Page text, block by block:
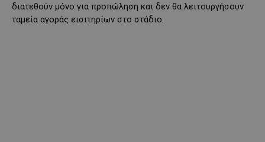
διατεθούν μόνο για προπώληση και δεν θα λειτουργήσουν
ταμεία αγοράς εισιτηρίων στο στάδιο.